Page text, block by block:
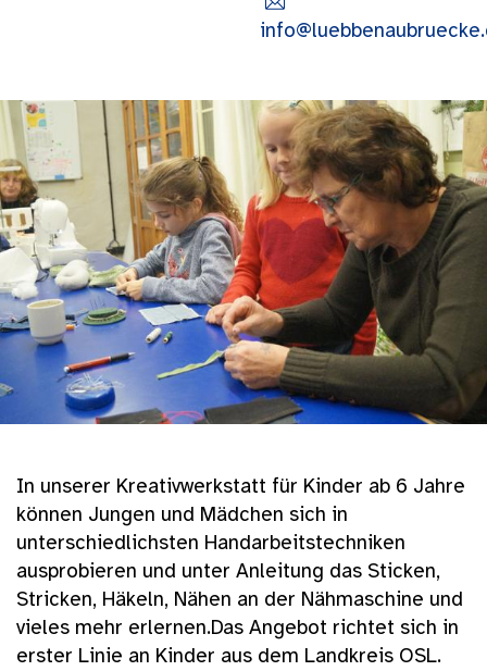
In unserer Kreativwerkstatt für Kinder ab 6 Jahre
können Jungen und Mädchen sich in
unterschiedlichsten Handarbeitstechniken
ausprobieren und unter Anleitung das Sticken,
Stricken, Häkeln, Nähen an der Nähmaschine und
vieles mehr erlernen.Das Angebot richtet sich in
erster Linie an Kinder aus dem Landkreis OSL.